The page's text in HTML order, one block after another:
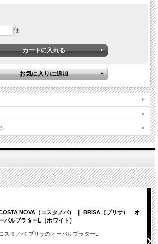
個
NOVA（コスタノバ） ｜ BRISA（ブリサ） オ
バルプラターL（ホワイト）
コスタノバ ブリサのオーバルプラターL